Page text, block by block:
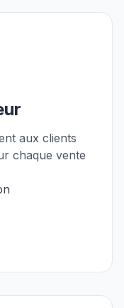
aux clients
chaque vente